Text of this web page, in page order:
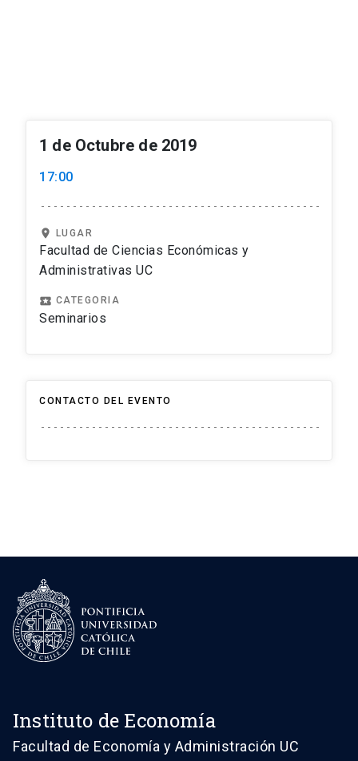
1 de Octubre de 2019
17:00
location_on LUGAR
Facultad de Ciencias Económicas y
Administrativas UC
local_play CATEGORIA
Seminarios
CONTACTO DEL EVENTO
Instituto de Economía
Facultad de Economía y Administración UC